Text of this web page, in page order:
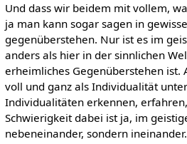
Und dass wir beidem mit vollem,
ja man kann sogar sagen in
gegenüberstehen. Nur ist es im
anders als hier in der sinnlichen
erheimliches Gegenüberstehen ist.
voll und ganz als Individualität
Individualitäten erkennen,
Schwierigkeit dabei ist ja, im
nebeneinander, sondern ineinander.